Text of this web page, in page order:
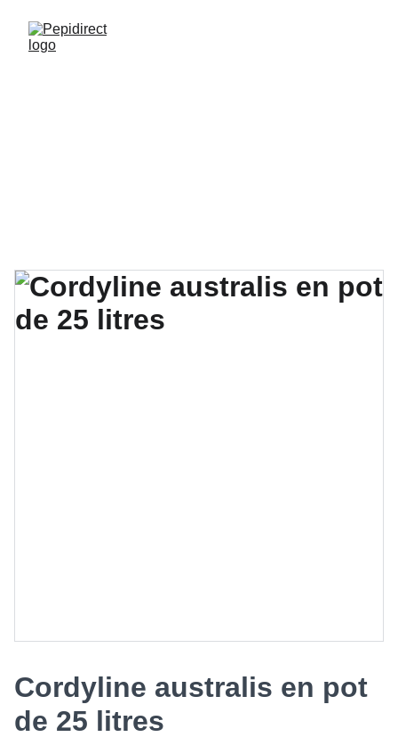
Cordyline australis en pot
de 25 litres